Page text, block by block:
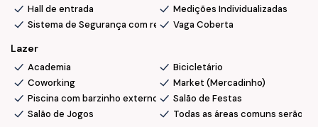
• Segurança com reconhecimento facial
• 2 Acessos de pedestres
• 2 Acessos de garagem
• Espera para carregamento elétrico de carros
Localização e facilidades:
Hall de entrada
Medições Individualizadas
Sistema de Segurança com reconhecimento facial
Vaga Coberta
Lazer
Academia
Bicicletário
Coworking
Market (Mercadinho)
Piscina com barzinho externo
Salão de Festas
Salão de Jogos
Todas as áreas comuns serão